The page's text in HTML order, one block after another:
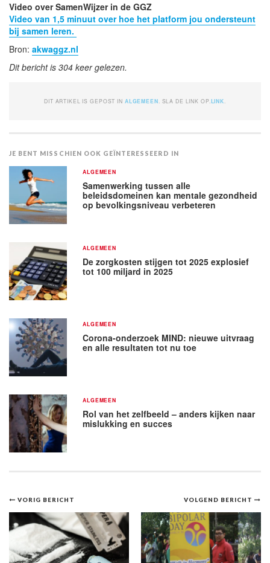
Video over SamenWijzer in de GGZ
Video van 1,5 minuut over hoe het platform jou ondersteunt
bij samen leren.
Bron: akwaggz.nl
Dit bericht is 304 keer gelezen.
DIT ARTIKEL IS GEPOST IN ALGEMEEN . SLA DE LINK OP. LINK
JE BENT MISSCHIEN OOK GEÏNTERESSEERD IN
ALGEMEEN
Samenwerking tussen alle
beleidsdomeinen kan mentale gezondheid
op bevolkingsniveau verbeteren
ALGEMEEN
De zorgkosten stijgen tot 2025 explosief
tot 100 miljard in 2025
ALGEMEEN
Corona-onderzoek MIND: nieuwe uitvraag
en alle resultaten tot nu toe
ALGEMEEN
Rol van het zelfbeeld – anders kijken naar
mislukking en succes
Bericht
navigatie
VOLGEND BERICHT
VORIG BERICHT